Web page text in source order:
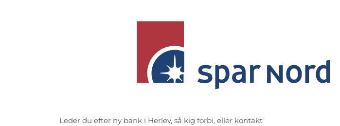
Leder du efter ny bank i Herlev, så kig forbi, eller kontakt